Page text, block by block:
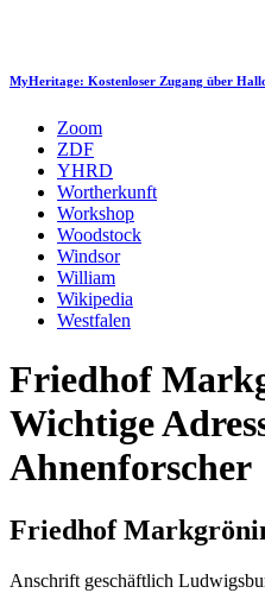
MyHeritage: Kostenloser Zugang über
Zoom
ZDF
YHRD
Wortherkunft
Workshop
Woodstock
Windsor
William
Wikipedia
Westfalen
Friedhof
Wichtige
Ahnenforscher
Friedhof
Anschrift geschäftlich